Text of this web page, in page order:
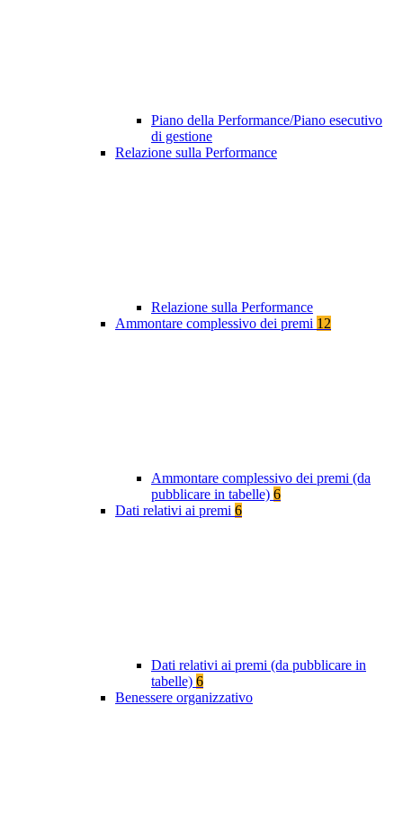
Piano della Performance/Piano esecutivo
di gestione
Relazione sulla Performance
Relazione sulla Performance
Ammontare complessivo dei premi 12
Ammontare complessivo dei premi (da
pubblicare in tabelle) 6
Dati relativi ai premi 6
Dati relativi ai premi (da pubblicare in
tabelle) 6
Benessere organizzativo